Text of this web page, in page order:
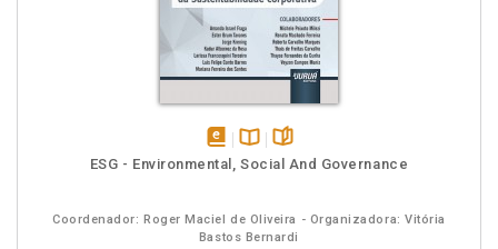
disponívelDisponível
páginas
ESG - Environmental, Social And Governance
Coordenador: Roger Maciel de Oliveira - Organizadora: Vitória
Bastos Bernardi